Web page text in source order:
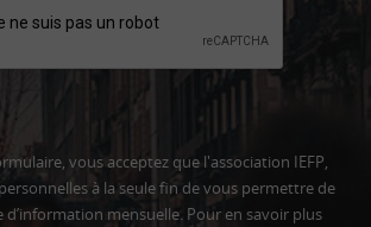
vous acceptez que l'association IEFP,
à la seule fin de vous permettre de
mensuelle. Pour en savoir plus